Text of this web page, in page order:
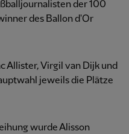
der 100
des Ballon d'Or
Allister, Virgil van Dijk und
jeweils die Plätze
wurde Alisson